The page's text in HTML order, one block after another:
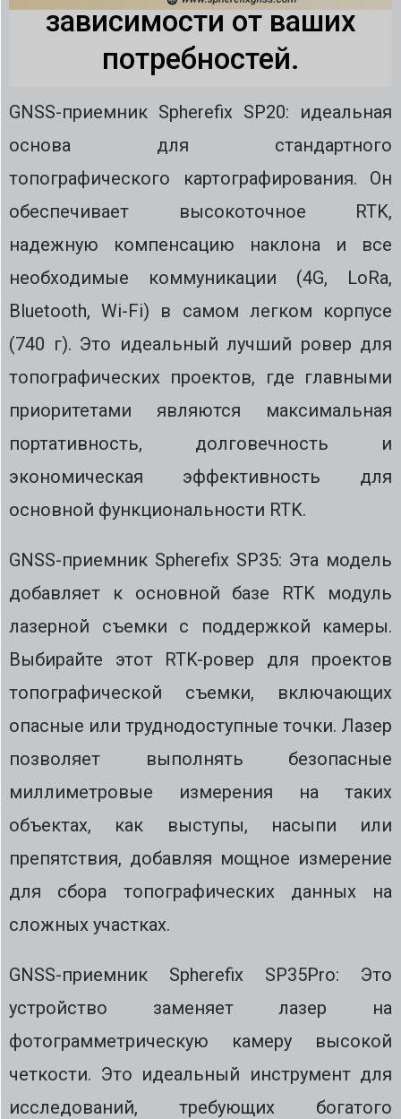
зависимости от ваших
потребностей.
GNSS-приемник Spherefix SP20: идеальная
основа для стандартного
топографического картографирования. Он
обеспечивает высокоточное RTK,
надежную компенсацию наклона и все
необходимые коммуникации (4G, LoRa,
Bluetooth, Wi-Fi) в самом легком корпусе
(740 г). Это идеальный лучший ровер для
топографических проектов, где главными
приоритетами являются максимальная
портативность, долговечность и
экономическая эффективность для
основной функциональности RTK.
GNSS-приемник Spherefix SP35: Эта модель
добавляет к основной базе RTK модуль
лазерной съемки с поддержкой камеры.
Выбирайте этот RTK-ровер для проектов
топографической съемки, включающих
опасные или труднодоступные точки. Лазер
позволяет выполнять безопасные
миллиметровые измерения на таких
объектах, как выступы, насыпи или
препятствия, добавляя мощное измерение
для сбора топографических данных на
сложных участках.
GNSS-приемник Spherefix SP35Pro: Это
устройство заменяет лазер на
фотограмметрическую камеру высокой
четкости. Это идеальный инструмент для
исследований, требующих богатого